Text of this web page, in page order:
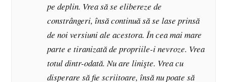
pe deplin. Vrea să se elibereze de
constrângeri, însă continuă să se lase prinsă
de noi versiuni ale acestora. În cea mai mare
parte e tiranizată de propriile-i nevroze. Vrea
totul dintr-odată. Nu are linişte. Vrea cu
disperare să fie scriitoare, însă nu poate să